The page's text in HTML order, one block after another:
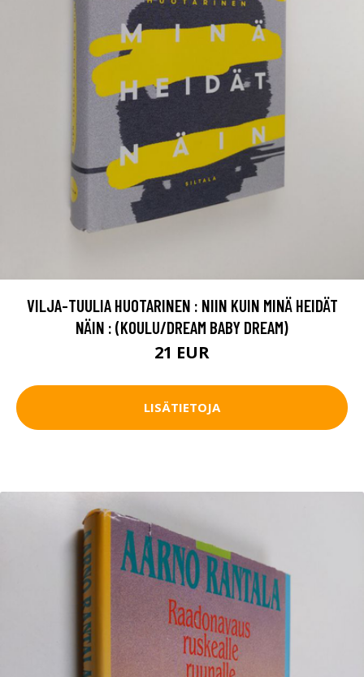
VILJA-TUULIA HUOTARINEN : NIIN KUIN MINÄ HEIDÄT
NÄIN : (KOULU/DREAM BABY DREAM)
21 EUR
LISÄTIETOJA